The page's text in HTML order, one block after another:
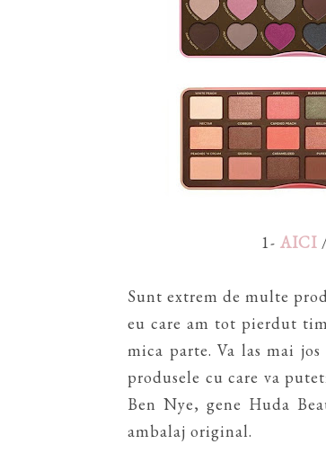
1- AICI
Sunt extrem de multe
eu care am tot pierdut
mica parte. Va las mai
produsele cu care va
Ben Nye, gene Huda
ambalaj original.